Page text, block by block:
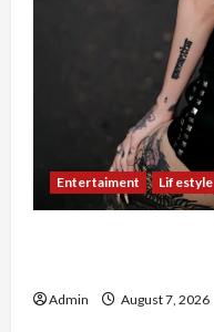
Entertaiment Lifestyle
Admin August 7, 2026